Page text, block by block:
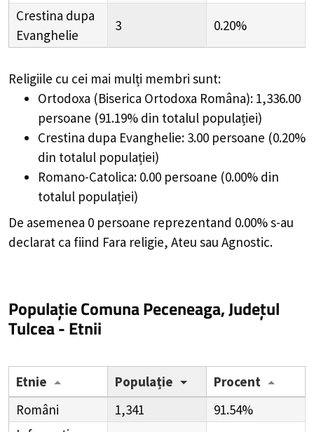
Crestina dupa
Evanghelie
3 0.20%
Religiile cu cei mai mulți membri sunt:
Ortodoxa (Biserica Ortodoxa Româna): 1,336.00
persoane (91.19% din totalul populației)
Crestina dupa Evanghelie: 3.00 persoane (0.20%
din totalul populației)
Romano-Catolica: 0.00 persoane (0.00% din
totalul populației)
De asemenea 0 persoane reprezentand 0.00% s-au
declarat ca fiind Fara religie, Ateu sau Agnostic.
Populație Comuna Peceneaga, Județul
Tulcea - Etnii
Etnie Populație
Procent
Români
1,341
91.54%